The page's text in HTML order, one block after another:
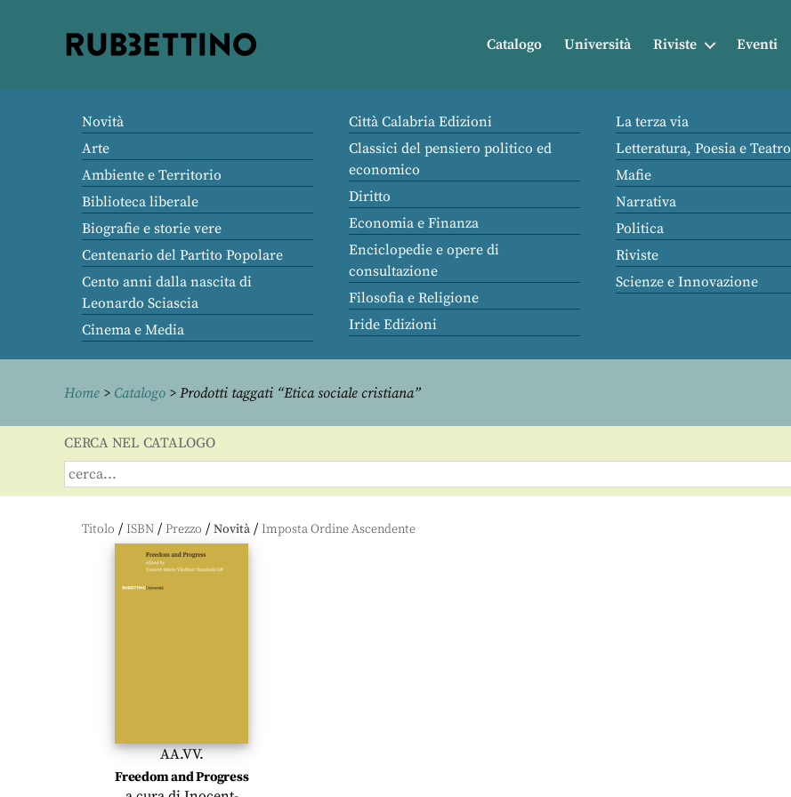
Catalogo Università Riviste Eventi
Novità
Arte
Ambiente e Territorio
Biblioteca liberale
Biografie e storie vere
Centenario del Partito Popolare
Cento anni dalla nascita di
Leonardo Sciascia
Cinema e Media
Città Calabria Edizioni
Classici del pensiero politico ed
economico
Diritto
Economia e Finanza
Enciclopedie e opere di
consultazione
Filosofia e Religione
Iride Edizioni
La terza via
Letteratura, Poesia e Teatro
Mafie
Narrativa
Politica
Riviste
Scienze e Innovazione
Home > Catalogo > Prodotti taggati “Etica sociale cristiana”
CERCA NEL CATALOGO
Titolo / ISBN / Prezzo / Novità /
AA.VV.
Freedom and Progress